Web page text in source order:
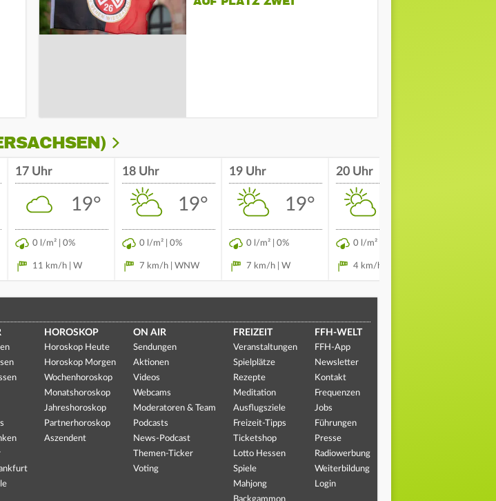
17 Uhr
19°
0 l/m² | 0%
11 km/h | W
18 Uhr
19°
0 l/m² | 0%
7 km/h | WNW
19 Uhr
19°
0 l/m² | 0%
7 km/h | W
20 Uhr
0 l/m² | 0%
4 km/h | WSW
HOROSKOP
Horoskop Heute
Horoskop Morgen
Wochenhoroskop
Monatshoroskop
Jahreshoroskop
Partnerhoroskop
Aszendent
ON AIR
Sendungen
Aktionen
Videos
Webcams
Moderatoren & Team
Podcasts
News-Podcast
Themen-Ticker
Voting
FREIZEIT
Veranstaltungen
Spielplätze
Rezepte
Meditation
Ausflugsziele
Freizeit-Tipps
Ticketshop
Lotto Hessen
Spiele
Mahjong
FFH-WELT
FFH-App
Newsletter
Kontakt
Frequenzen
Jobs
Führungen
Presse
Radiowerbung
Weiterbildung
Login